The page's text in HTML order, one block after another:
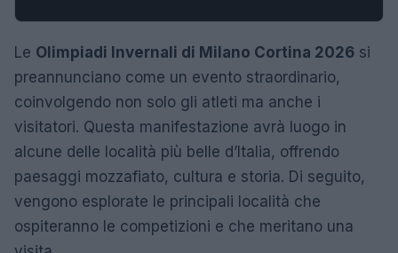
Le Olimpiadi Invernali di Milano Cortina 2026 si
preannunciano come un evento straordinario,
coinvolgendo non solo gli atleti ma anche i
visitatori. Questa manifestazione avrà luogo in
alcune delle località più belle d’Italia, offrendo
paesaggi mozzafiato, cultura e storia. Di seguito,
vengono esplorate le principali località che
ospiteranno le competizioni e che meritano una